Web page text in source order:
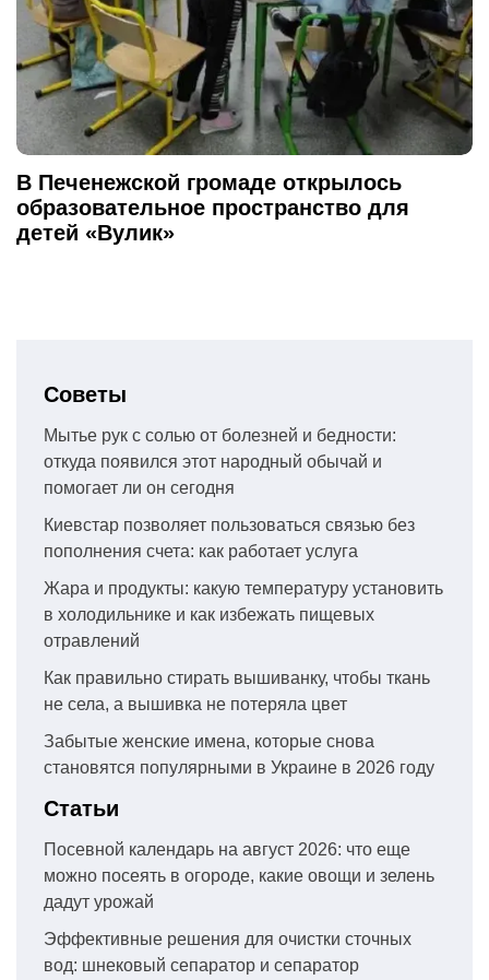
В Печенежской громаде открылось
образовательное пространство для
детей «Вулик»
Советы
Мытье рук с солью от болезней и бедности:
откуда появился этот народный обычай и
помогает ли он сегодня
Киевстар позволяет пользоваться связью без
пополнения счета: как работает услуга
Жара и продукты: какую температуру установить
в холодильнике и как избежать пищевых
отравлений
Как правильно стирать вышиванку, чтобы ткань
не села, а вышивка не потеряла цвет
Забытые женские имена, которые снова
становятся популярными в Украине в 2026 году
Статьи
Посевной календарь на август 2026: что еще
можно посеять в огороде, какие овощи и зелень
дадут урожай
Эффективные решения для очистки сточных
вод: шнековый сепаратор и сепаратор